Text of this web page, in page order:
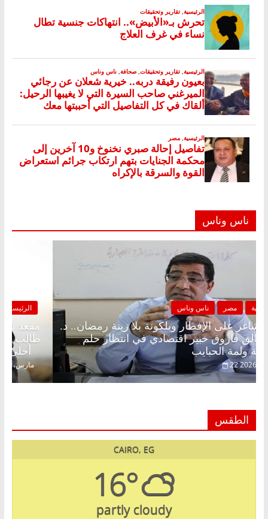
ناس وناس
الرئيسية مصر ناس وناس
مقعد شاغر على الإفطار وبلكونة بلا زينة رمضان.. د.
عبدالخالق فاروق خبير اقتصادي في انتظار حلم
الحرية ولمة الحبايب
22 فبراير، 2026
الطقس
CAIRO, EG
16°
partly cloudy